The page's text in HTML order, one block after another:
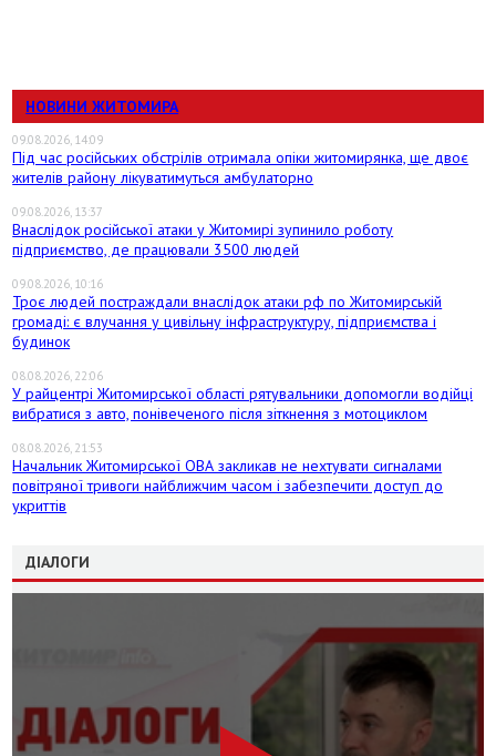
НОВИНИ ЖИТОМИРА
09.08.2026, 14:09
Під час російських обстрілів отримала опіки житомирянка, ще двоє
жителів району лікуватимуться амбулаторно
09.08.2026, 13:37
Внаслідок російської атаки у Житомирі зупинило роботу
підприємство, де працювали 3500 людей
09.08.2026, 10:16
Троє людей постраждали внаслідок атаки рф по Житомирській
громаді: є влучання у цивільну інфраструктуру, підприємства і
будинок
08.08.2026, 22:06
У райцентрі Житомирської області рятувальники допомогли водійці
вибратися з авто, понівеченого після зіткнення з мотоциклом
08.08.2026, 21:53
Начальник Житомирської ОВА закликав не нехтувати сигналами
повітряної тривоги найближчим часом і забезпечити доступ до
укриттів
ДІАЛОГИ